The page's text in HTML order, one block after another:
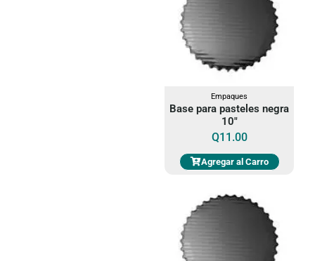
Empaques
Base para pasteles negra
10"
Q11.00
Agregar al Carro